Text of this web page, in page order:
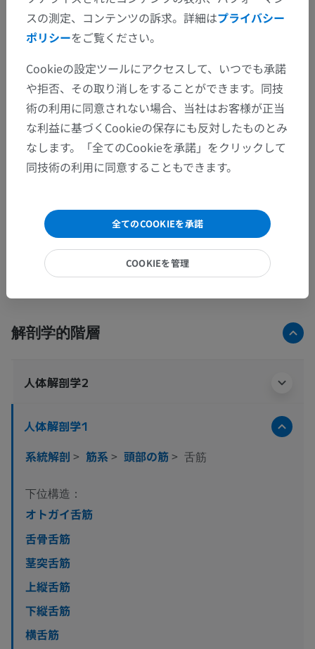
解剖学的階層
人体解剖学2
人体解剖学1
系統解剖 > 筋系> 頭部の筋> 舌筋
下位構造：
オトガイ舌筋
舌骨舌筋
茎突舌筋
上縦舌筋
下縦舌筋
横舌筋
スの測定、コンテンツの訴求。詳細はプライバシー
ポリシーをご覧ください。
Cookieの設定ツールにアクセスして、いつでも承諾
や拒否、その取り消しをすることができます。同技
術の利用に同意されない場合、当社はお客様が正当
な利益に基づくCookieの保存にも反対したものとみ
なします。「全てのCookieを承諾」をクリックして
同技術の利用に同意することもできます。
全てのCOOKIEを承諾
COOKIEを管理